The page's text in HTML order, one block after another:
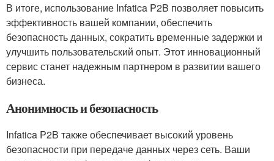
В итоге, использование Infatica P2B позволяет повысить
эффективность вашей компании, обеспечить
безопасность данных, сократить временные задержки и
улучшить пользовательский опыт. Этот инновационный
сервис станет надежным партнером в развитии вашего
бизнеса.
Анонимность и безопасность
Infatica P2B также обеспечивает высокий уровень
безопасности при передаче данных через сеть. Ваши